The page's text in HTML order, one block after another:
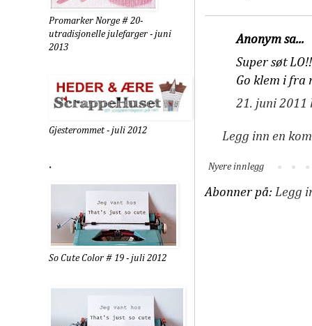
Anonym sa...
Super søt
Go klem i fra
21. juni 2011
Legg inn en
Nyere innlegg
Abonner på: Legg
Promarker Norge # 20-
utradisjonelle julefarger - juni
2013
Gjesterommet - juli 2012
.
So Cute Color # 19 - juli 2012